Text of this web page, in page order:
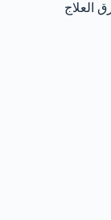
العلاج